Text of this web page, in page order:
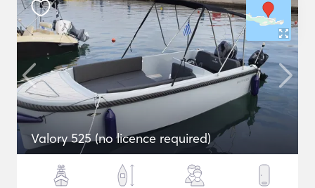
Valory 525 (no licence required)